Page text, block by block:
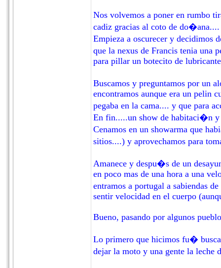
Nos volvemos a poner en rumbo
cadiz gracias al coto de do�ana....
Empieza a oscurecer y decidimos
que la nexus de Francis tenia una
para pillar un botecito de
Buscamos y preguntamos por un
encontramos aunque era un pelin
pegaba en la cama.... y que para
En fin.....un show de habitaci�n
Cenamos en un showarma que
sitios....) y aprovechamos para
Amanece y despu�s de un
en poco mas de una hora a una
entramos a portugal a sabiendas
sentir velocidad en el cuerpo
Bueno, pasando por algunos
Lo primero que hicimos fu�
dejar la moto y una gente la